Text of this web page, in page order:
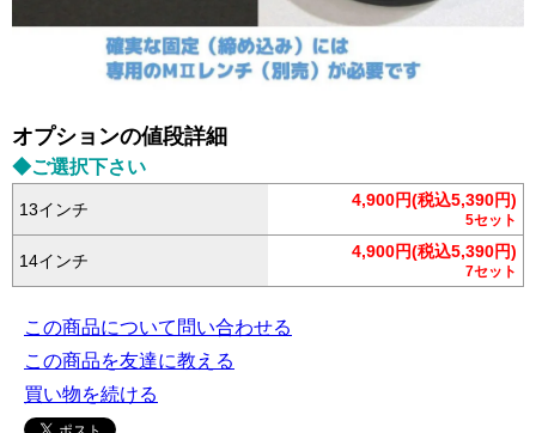
オプションの値段詳細
◆ご選択下さい
13インチ 4,900円(税込5,390円)
5セット
14インチ 4,900円(税込5,390円)
7セット
この商品について問い合わせる
この商品を友達に教える
買い物を続ける